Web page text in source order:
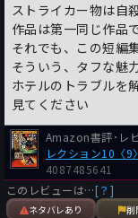
ストライカー物は自
作品は第一同じ作品
それでも、この短編
そういう、タフな魅
ホテルのトラブルを
見てください
Amazon書評･レ
レクション10〈9
4087485641
このレビューは…[？]
ネタバレあり 削